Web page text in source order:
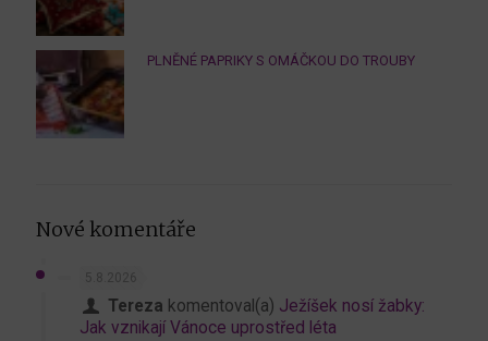
PLNĚNÉ PAPRIKY S OMÁČKOU DO TROUBY
Nové komentáře
5.8.2026
Tereza komentoval(a) Ježíšek nosí žabky:
Jak vznikají Vánoce uprostřed léta